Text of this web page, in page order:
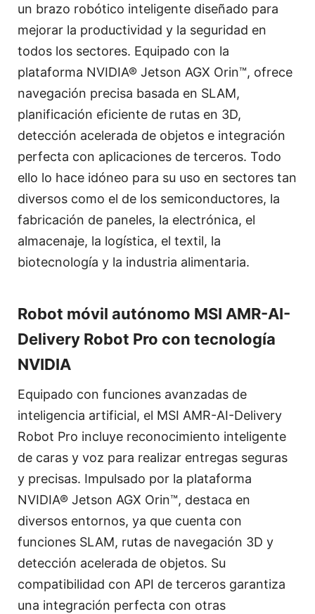
un brazo robótico inteligente diseñado para
mejorar la productividad y la seguridad en
todos los sectores. Equipado con la
plataforma NVIDIA® Jetson AGX Orin™, ofrece
navegación precisa basada en SLAM,
planificación eficiente de rutas en 3D,
detección acelerada de objetos e integración
perfecta con aplicaciones de terceros. Todo
ello lo hace idóneo para su uso en sectores tan
diversos como el de los semiconductores, la
fabricación de paneles, la electrónica, el
almacenaje, la logística, el textil, la
biotecnología y la industria alimentaria.
Robot móvil autónomo MSI AMR-AI-
Delivery Robot Pro con tecnología
NVIDIA
Equipado con funciones avanzadas de
inteligencia artificial, el MSI AMR-AI-Delivery
Robot Pro incluye reconocimiento inteligente
de caras y voz para realizar entregas seguras
y precisas. Impulsado por la plataforma
NVIDIA® Jetson AGX Orin™, destaca en
diversos entornos, ya que cuenta con
funciones SLAM, rutas de navegación 3D y
detección acelerada de objetos. Su
compatibilidad con API de terceros garantiza
una integración perfecta con otras